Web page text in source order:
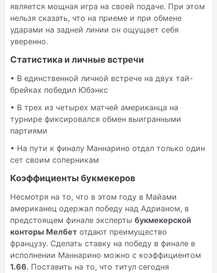
является мощная игра на своей подаче. При этом
нельзя сказать, что на приеме и при обмене
ударами на задней линии он ощущает себя
уверенно.
Статистика и личные встречи
• В единственной личной встрече на двух тай-
брейках победил Юбэнкс
• В трех из четырех матчей американца на
турнире фиксировался обмен выигранными
партиями
• На пути к финалу Маннарино отдал только один
сет своим соперникам
Коэффициенты букмекеров
Несмотря на то, что в этом году в Майами
американец одержал победу над Адрианом, в
предстоящем финале эксперты букмекерской
конторы Мелбет отдают преимущество
французу. Сделать ставку на победу в финале в
исполнении Маннарино можно с коэффициентом
1.66. Поставить на то, что титул сегодня